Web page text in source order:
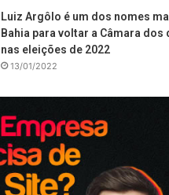
Luiz Argôlo é um dos nomes
Bahia para voltar a Câmara dos
nas eleições de 2022
13/01/2022